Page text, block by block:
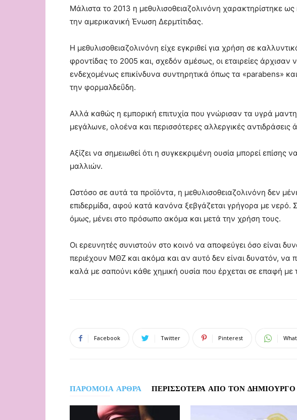
Μάλιστα το 2013 η μεθυλισοθειαζολινόνη χαρακτηρίστηκε
την αμερικανική Ένωση Δερμτίτιδας.
Η μεθυλισοθειαζολινόνη είχε εγκριθεί για χρήση σε
φροντίδας το 2005 και, σχεδόν αμέσως, οι εταιρείες
ενδεχομένως επικίνδυνα συντηρητικά όπως τα «parabens»
την φορμαλδεΰδη.
Αλλά καθώς η εμπορική επιτυχία που γνώρισαν τα υγρά
μεγάλωνε, ολοένα και περισσότερες αλλεργικές
Αξίζει να σημειωθεί ότι η συγκεκριμένη ουσία μπορεί επίσης
μαλλιών.
Ωστόσο σε αυτά τα προϊόντα, η μεθυλισοθειαζολινόνη δεν
επιδερμίδα, αφού κατά κανόνα ξεβγάζεται γρήγορα με νερό.
όμως, μένει στο πρόσωπο ακόμα και μετά την χρήση τους.
Οι ερευνητές συνιστούν στο κοινό να αποφεύγει όσο είναι
περιέχουν ΜΘΖ και ακόμα και αν αυτό δεν είναι δυνατόν, να
καλά με σαπούνι κάθε χημική ουσία που έρχεται σε επαφή με
Facebook Twitter Pinterest
ΠΑΡΟΜΟΙΑ ΑΡΘΡΑ ΠΕΡΙΣΣΟΤΕΡΑ ΑΠΟ ΤΟΝ ΔΗΜΙΟΥΡΓΟ